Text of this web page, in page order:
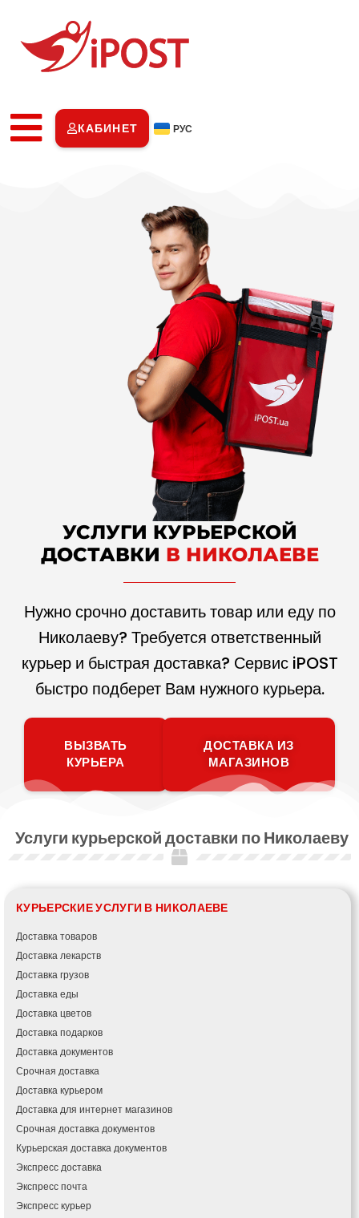
КАБИНЕТ РУС
УСЛУГИ КУРЬЕРСКОЙ
ДОСТАВКИ В НИКОЛАЕВЕ
Нужно срочно доставить товар или еду по
Николаеву? Требуется ответственный
курьер и быстрая доставка? Сервис iPOST
быстро подберет Вам нужного курьера.
ВЫЗВАТЬ
КУРЬЕРА
ДОСТАВКА ИЗ
МАГАЗИНОВ
Услуги курьерской доставки по Николаеву
КУРЬЕРСКИЕ УСЛУГИ В НИКОЛАЕВЕ
Доставка товаров
Доставка лекарств
Доставка грузов
Доставка еды
Доставка цветов
Доставка подарков
Доставка документов
Срочная доставка
Доставка курьером
Доставка для интернет магазинов
Срочная доставка документов
Курьерская доставка документов
Экспресс доставка
Экспресс почта
Экспресс курьер